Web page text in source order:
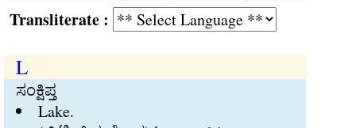
:
L
ಸಂಕ್ಷಿಪ್ತ
Lake.